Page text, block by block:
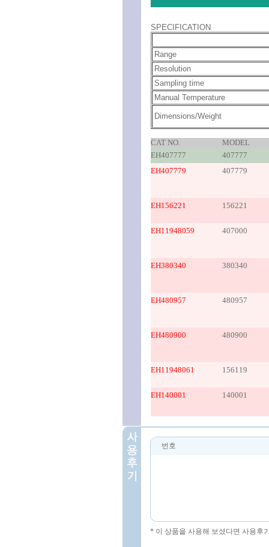
SPECIFICATION
Range
Resolution
Sampling time
Manual Temperature
Dimensions/Weight
CAT NO.
MODEL
EH407777
407777
EH407779
407779
EH156221 156221
EH11948059 407000
EH380340 380340
EH480957 480957
EH480900 480900
EH11948061 156119
EH140001 140001
번호
* 이 상품을 사용해 보셨다면 사용후